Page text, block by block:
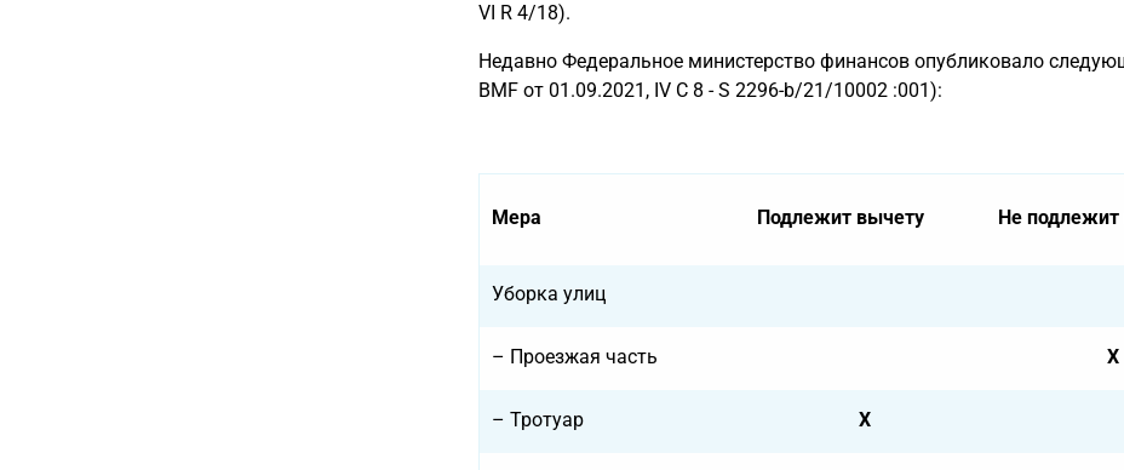
VI R 4/18).
Недавно Федеральное министерство финансов опубликовало
BMF от 01.09.2021, IV C 8 - S 2296-b/21/10002 :001):
Мера Подлежит вычету Не подлежит
Уборка улиц
– Проезжая часть X
– Тротуар X